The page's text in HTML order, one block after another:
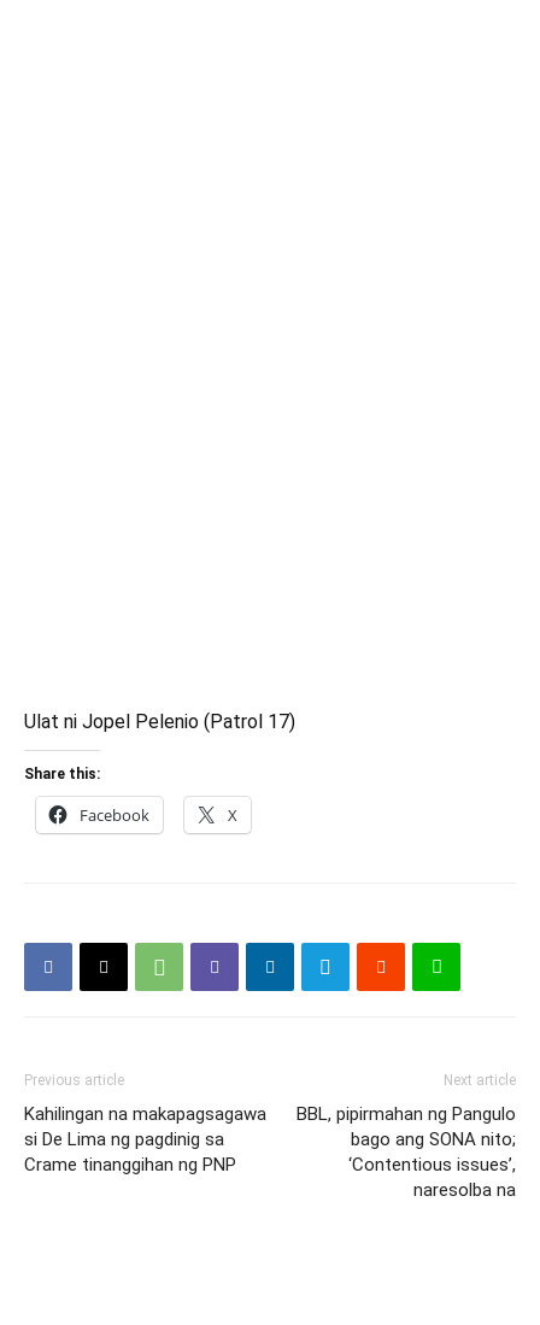
Ulat ni Jopel Pelenio (Patrol 17)
Share this:
Facebook X
Previous article
Kahilingan na makapagsagawa
si De Lima ng pagdinig sa
Crame tinanggihan ng PNP
Next article
BBL, pipirmahan ng Pangulo
bago ang SONA nito;
‘Contentious issues’,
naresolba na